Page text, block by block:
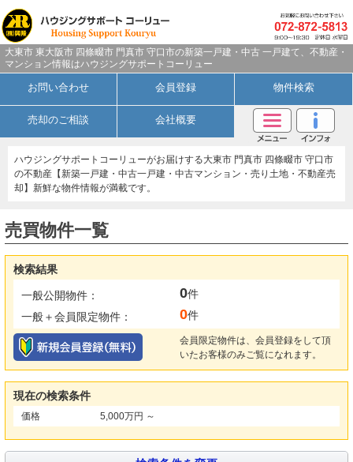
大東市 東大阪市 四條畷市 門真市 守口市の新築一戸建・中古 一戸建て、不動産・
マンション情報はハウジングサポートコーリュー
お問い合わせ 会員登録 物件検索
売却のご相談 会社概要
ハウジングサポートコーリューがお届けする大東市 門真市 四條畷市 守口市
の不動産【新築一戸建・中古一戸建・中古マンション・売り土地・不動産売
却】新鮮な物件情報が満載です。
売買物件一覧
検索結果
一般公開物件： 0件
一般＋会員限定物件：
0件
会員限定物件は、会員登録をして頂
いたお客様のみご覧になれます。
現在の検索条件
価格 5,000万円 ～